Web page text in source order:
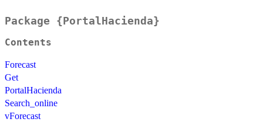
Package {PortalHacienda}
Contents
Forecast
Get
PortalHacienda
Search_online
vForecast